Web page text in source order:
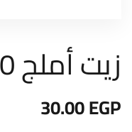
زيت أملج 30 مللي
30.00EGP